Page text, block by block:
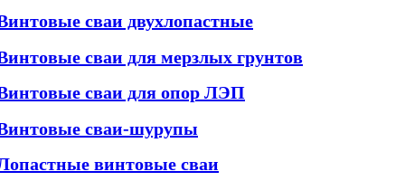
сваи двухлопастные
сваи для мерзлых грунтов
сваи для опор ЛЭП
сваи-шурупы
винтовые сваи